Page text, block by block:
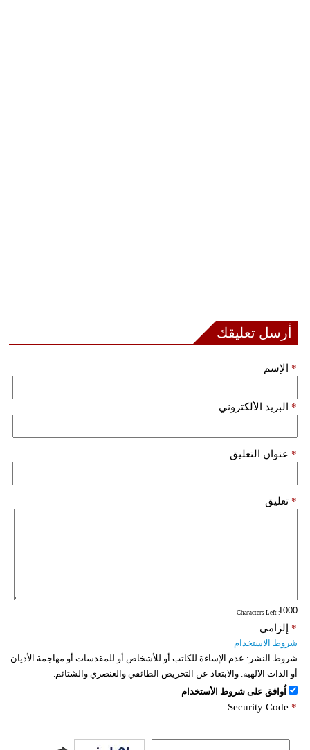
أرسل تعليقك
الإسم *
البريد الألكتروني *
عنوان التعليق *
تعليق *
: Characters Left
إلزامي *
شروط الاستخدام
شروط النشر: عدم الإساءة للكاتب أو للأشخاص أو للمقدسات أو مهاجمة الأديان
أو الذات الالهية. والابتعاد عن التحريض الطائفي والعنصري والشتائم.
اُوافق على شروط الأستخدام
Security Code *